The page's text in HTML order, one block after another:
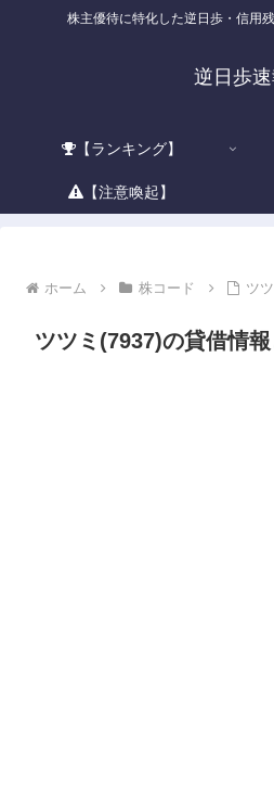
株主優待に特化した逆日歩・信用
逆日歩速
【ランキング】
【注意喚起】
ホーム 株コード ツ
ツツミ(7937)の貸借情